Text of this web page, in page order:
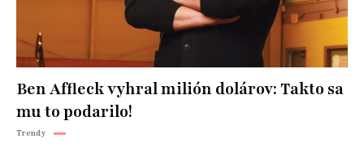
Ben Affleck vyhral milión dolárov: Takto sa
mu to podarilo!
Trendy